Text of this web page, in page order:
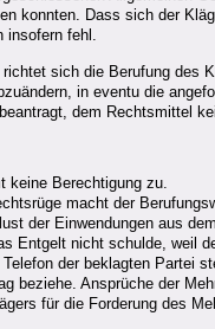
konnten. Dass sich der
insofern fehl.
sich die Berufung des
in eventu die
dem Rechtsmittel
keine Berechtigung zu.
macht der
der Einwendungen aus
Entgelt nicht schulde, weil
Telefon der beklagten Partei
beziehe. Ansprüche der
für die Forderung des